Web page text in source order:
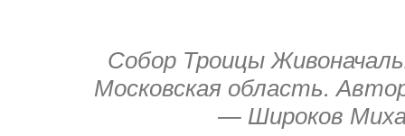
Собор Троицы
Московская область.
— Широков